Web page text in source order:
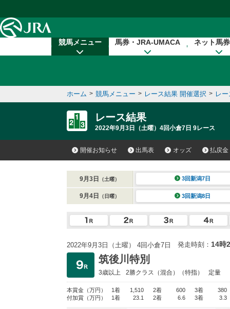
競馬メニュー 馬券・JRA-UMACA ネット馬
ホーム > 競馬メニュー > レース結果 開催選択 > レ
レース結果
2022年9月3日（土曜）4回小倉7日 9レース
開催お知らせ 出馬表 オッズ 払戻金
9月3日 （土曜） 3回新潟7日
9月4日 （日曜） 3回新潟8日
2022年9月3日（土曜） 4回小倉7日 発走時刻： 14時
筑後川特別
3歳以上 2勝クラス （混合）（特指） 定量
本賞金 （万円） 1着 1,510 2着 600 3着
380
付加賞 （万円） 1着 23.1 2着 6.6 3着 3.3